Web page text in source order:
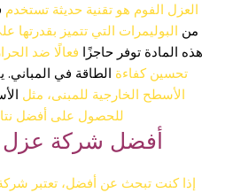
العزل الفوم هو تقنية حديثة تستخدم
من البوليمرات التي تتميز بقدرتها
هذه المادة توفر حاجزًا فعالًا ضد
تحسين كفاءة الطاقة في المباني.
الأسطح الخارجية للمبنى، مثل
للحصول على أفضل
أفضل شركة عزل
إذا كنت تبحث عن أفضل، تعتبر